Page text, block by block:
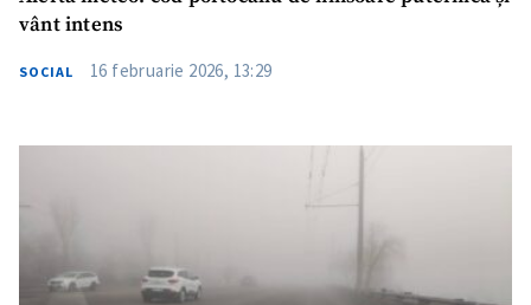
Trimite o informație
Despre ZdG
vânt intens
SOCIAL 16 februarie 2026, 13:29